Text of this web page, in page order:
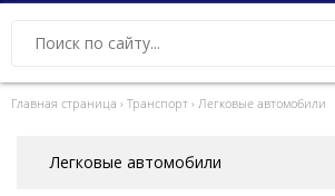
Главная страница › Транспорт › Легковые автомобили
Легковые автомобили